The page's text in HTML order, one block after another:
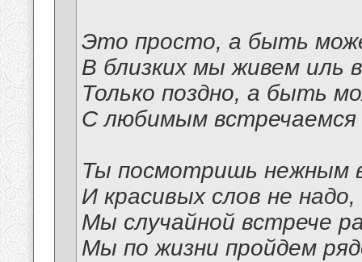
Это просто, а быть
В близких мы живем иль
Только поздно, а быть
С любимым встречаемся
Ты посмотришь нежным
И красивых слов не надо,
Мы случайной встрече
Мы по жизни пройдем